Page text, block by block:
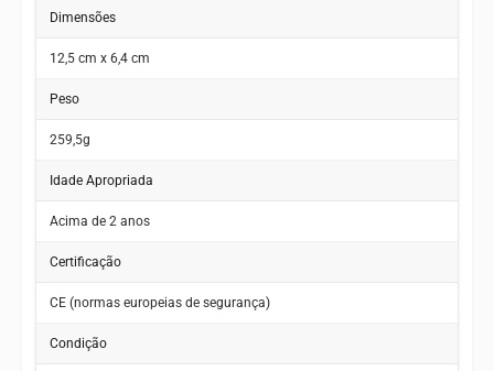
Dimensões
12,5 cm x 6,4 cm
Peso
259,5g
Idade Apropriada
Acima de 2 anos
Certificação
CE (normas europeias de segurança)
Condição